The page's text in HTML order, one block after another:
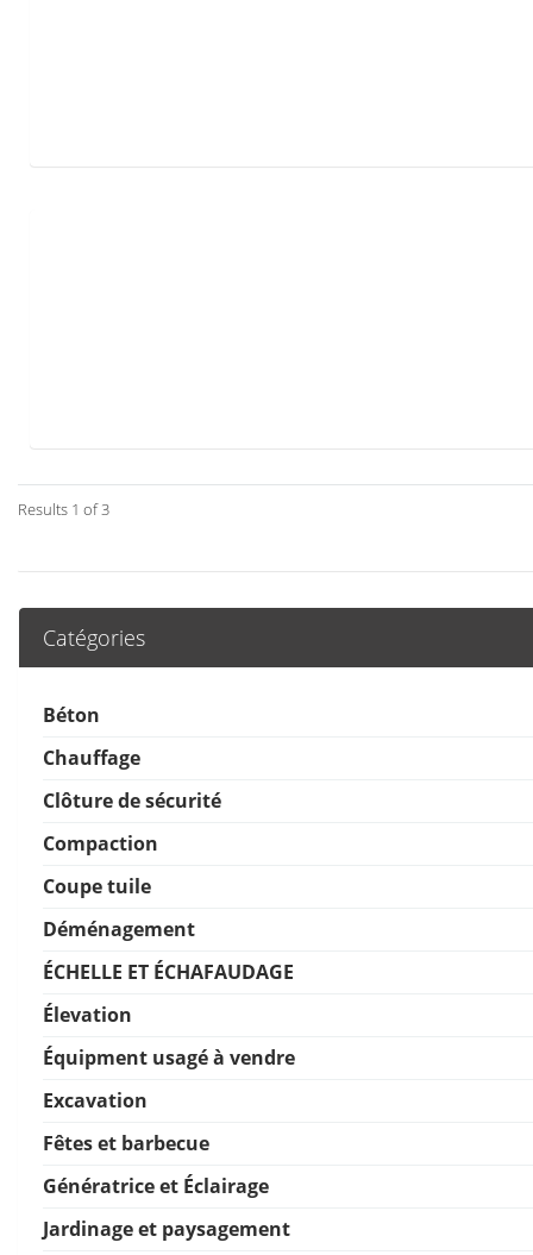
Results 1 of 3
Catégories
Béton
Chauffage
Clôture de sécurité
Compaction
Coupe tuile
Déménagement
ÉCHELLE ET ÉCHAFAUDAGE
Élevation
Équipment usagé à vendre
Excavation
Fêtes et barbecue
Génératrice et Éclairage
Jardinage et paysagement